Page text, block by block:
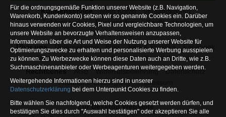
Kundenservice Mein Konto
Versandkosten
Zahlungsarten
Rücksendung
Kaufberatung
Häufige Fragen
Über uns
Unternehmen Blog Jobs & Praktika
Facebook
Osterfeldsee
Archiv Sitemap
Kontaktformular
Rechtliches
AGB Widerrufsbelehrung
Datenschutz
Altbatterie-Entsorgung
Impressum
Zur Desktop Webseite
Für die ordnungsgemäße Funktion unserer Website (z.B. Navigation,
Warenkorb, Kundenkonto) setzen wir so genannte Cookies ein. Darüber
hinaus verwenden wir Cookies, Pixel und vergleichbare Technologien, um
unsere Website an bevorzugte Verhaltensweisen anzupassen,
Informationen über die Art und Weise der Nutzung unserer Website für
Optimierungszwecke zu erhalten und personalisierte Werbung ausspielen
zu können. Zu Werbezwecke können diese Daten auch an Dritte, wie z.B.
Suchmaschinenanbieter oder Werbeagenturen weitergegeben werden.
Weitergehende Informationen hierzu sind in unserer
Datenschutzerklärung bei dem Unterpunkt Cookies zu finden.
Bitte wählen Sie nachfolgend, welche Cookies gesetzt werden dürfen, und
bestätigen Sie dies durch "Auswahl bestätigen" oder akzeptieren Sie alle